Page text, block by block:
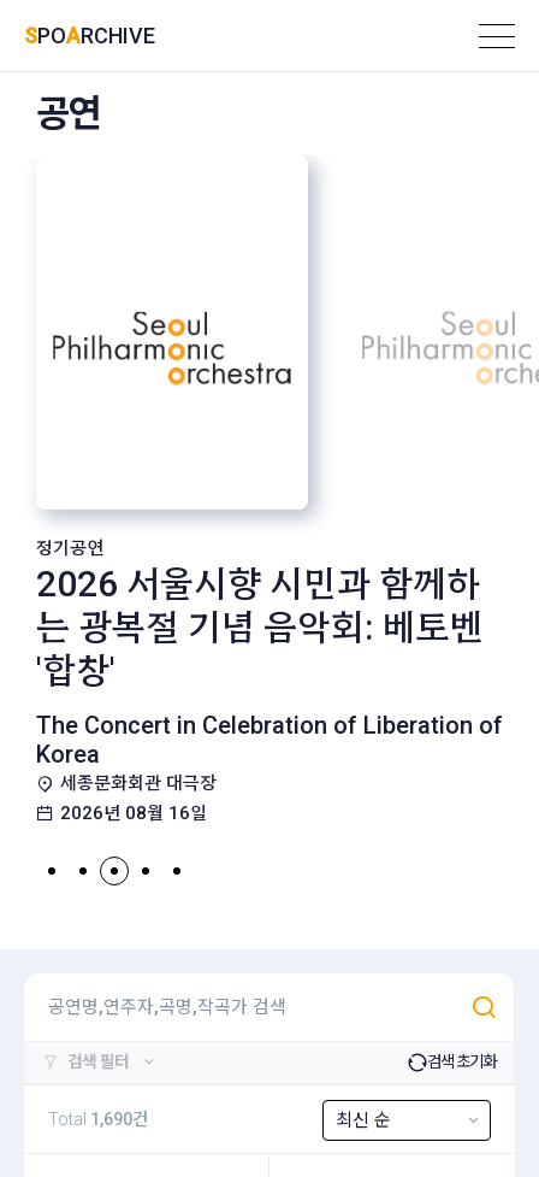
SPO ARCHIVE
공연
2026 서울시향 유럽 투어 프리
뷰 콘서트: 베토벤 ´합창´
SPO Europe Tour Preview Concert 2026
2026년 08월 12일
2026 서울시향 시민과 함께하
는 광복절 기념 음악회: 베토벤
'합창'
The Concert in Celebration of Liberation of
Korea
세종문화회관 대극장
2026년 08월 16일
2026 서울시향 얍 판 츠베덴의
레스피기 ‘로마의 소나무’ ①
Jaap van Zweden conducts Respighi's
‘Pini di Roma’ ①
롯데콘서트홀
2026년 08월 20일
2026 서울시향 얍 판 츠베덴의
레스피기 ‘로마의 소나무’ ②
Jaap van Zweden conducts Respighi's
‘Pini di Roma’ ②
롯데콘서트홀
2026년 08월 21일
작은 음악회
Neighborhood Concert
동대문구 아르코 카멜리아홀
2026 서울시향 유럽 투어 프리
뷰 콘서트: 베토벤 ´합창´
SPO Europe Tour Preview Concert 2026
2026년 08월 12일
정기공연
2026 서울시향 시민과 함께하
는 광복절 기념 음악회: 베토벤
'합창'
The Concert in Celebration of Liberation of
Korea
세종문화회관 대극장
2026년 08월 16일
2026 서울시향 얍 판 츠베덴의
레스피기 ‘로마의 소나무’ ①
Jaap van Zweden conducts Respighi's
‘Pini di Roma’ ①
롯데콘서트홀
2026년 08월 20일
2026 서울시향 얍 판 츠베덴의
레스피기 ‘로마의 소나무’ ②
Jaap van Zweden conducts Respighi's
‘Pini di Roma’ ②
롯데콘서트홀
2026년 08월 21일
작은 음악회
Neighborhood Concert
동대문구 아르코 카멜리아홀
2026 서울시향 유럽 투어 프리
뷰 콘서트: 베토벤 ´합창´
SPO Europe Tour Preview Concert 2026
2026년 08월 12일
2026 서울시향 시민과 함께하
는 광복절 기념 음악회: 베토벤
'합창'
The Concert in Celebration of Liberation of
Korea
세종문화회관 대극장
2026년 08월 16일
2026 서울시향 얍 판 츠베덴의
레스피기 ‘로마의 소나무’ ①
Jaap van Zweden conducts Respighi's
‘Pini di Roma’ ①
롯데콘서트홀
2026년 08월 20일
검색 필터 검색 초기화
Total 1,690건 최신 순